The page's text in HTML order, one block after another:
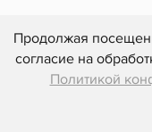
Продолжая
согласие на
Политикой